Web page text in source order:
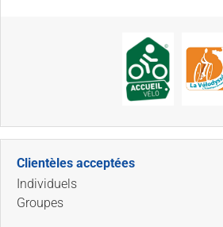
Clientèles acceptées
Individuels
Groupes